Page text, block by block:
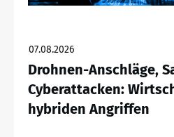
07.08.2026
Drohnen-Anschläge,
Cyberattacken:
hybriden Angriffen